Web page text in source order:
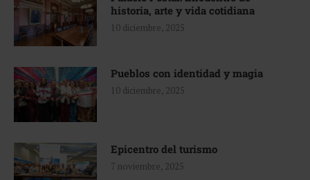
historia, arte y vida cotidiana
10 diciembre, 2025
Pueblos con identidad y magia
10 diciembre, 2025
Epicentro del turismo
7 noviembre, 2025